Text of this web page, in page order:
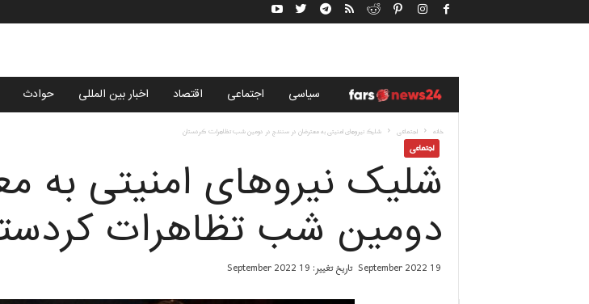
ب
ا
سياسى اجتماعی اقتصاد اخبار بین المللی حوادث
خانه اجتماعی شلیک نیروهای امنیتی به معترضان در سنندج در دومین شب تظاهرات کردستان
اجتماعی
شلیک نیروهای امنیتی به
دومین شب تظاهرات
19 September 2022 تاریخ تغییر: 19 September 2022